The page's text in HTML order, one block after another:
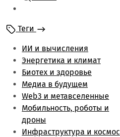
Энергетика и климат
Лайфстаил
Биотех и здоровье
Финансы и логистика
Метаверс и web3
Инфраструктура и
космос
Будущее медиа
Обзоры
Теги
ИИ и вычисления
Энергетика и климат
Биотех и здоровье
Медиа в будущем
Web3 и метавселенные
Мобильность, роботы и
дроны
Инфраструктура и космос